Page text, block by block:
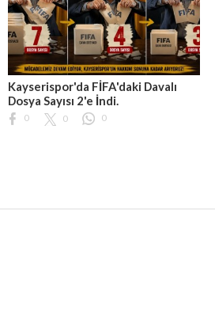
Kayserispor'da FİFA'daki Davalı
Dosya Sayısı 2'e İndi.
0 0 0